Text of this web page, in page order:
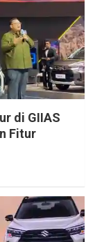
di GIIAS
Fitur